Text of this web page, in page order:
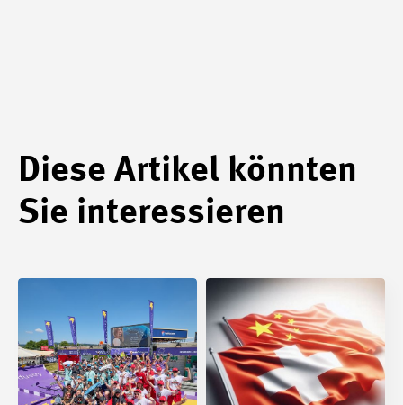
Diese Artikel könnten
Sie interessieren